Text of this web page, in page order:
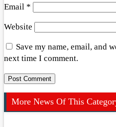
Email *
Website
Save my name, email, and
next time I comment.
More News Of This